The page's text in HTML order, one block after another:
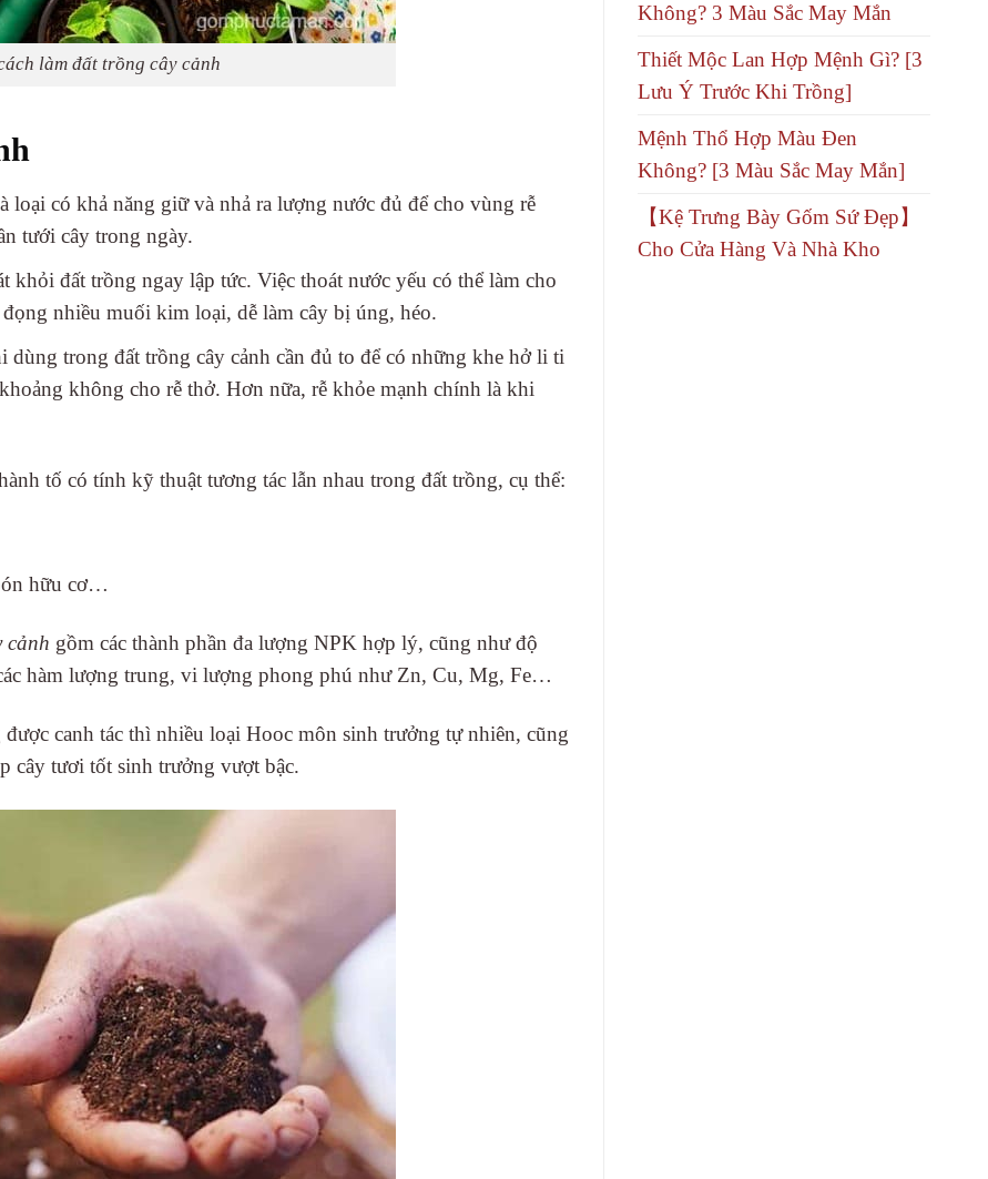
làm đất trồng cây cảnh
loại có khả năng giữ và nhả ra lượng nước đủ để cho vùng rễ
tưới cây trong ngày.
khỏi đất trồng ngay lập tức. Việc thoát nước yếu có thể làm cho
nhiều muối kim loại, dễ làm cây bị úng, héo.
dùng trong đất trồng cây cảnh cần đủ to để có những khe hở li ti
không cho rễ thở. Hơn nữa, rễ khỏe mạnh chính là khi
tố có tính kỹ thuật tương tác lẫn nhau trong đất trồng, cụ thể:
hữu cơ…
cảnh gồm các thành phần đa lượng NPK hợp lý, cũng như độ
hàm lượng trung, vi lượng phong phú như Zn, Cu, Mg, Fe…
canh tác thì nhiều loại Hooc môn sinh trưởng tự nhiên, cũng
cây tươi tốt sinh trưởng vượt bậc.
Không? 3 Màu Sắc May Mắn
Thiết Mộc Lan Hợp Mệnh Gì? [3
Lưu Ý Trước Khi Trồng]
Mệnh Thổ Hợp Màu Đen
Không? [3 Màu Sắc May Mắn]
【Kệ Trưng Bày Gốm Sứ Đẹp】
Cho Cửa Hàng Và Nhà Kho